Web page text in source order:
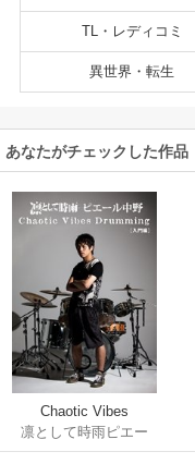
TL・レディコミ
異世界・転生
あなたがチェックした作品
Chaotic Vibes
Drumming[入門編]
凛として時雨ピエー
ル中野